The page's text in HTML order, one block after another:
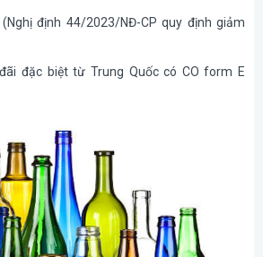
(Nghị định 44/2023/NĐ-CP quy định giảm
đặc biệt từ Trung Quốc có CO form E